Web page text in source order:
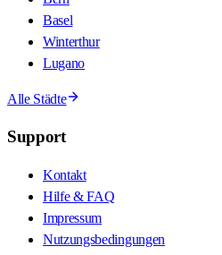
Basel
Winterthur
Lugano
Alle Städte
Support
Kontakt
Hilfe & FAQ
Impressum
Nutzungsbedingungen